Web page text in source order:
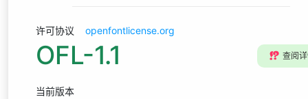
许可协议 openfontlicense.org
OFL-1.1 ⁉️ 查阅
当前版本